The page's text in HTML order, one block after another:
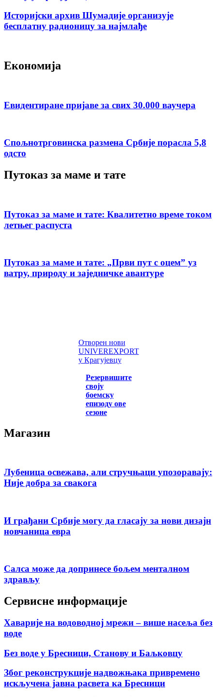
Историјски архив Шумадије организује
бесплатну радионицу за најмлађе
Економија
Евидентиране пријаве за свих 30.000 ваучера
Спољнотрговинска размена Србије порасла 5,8
одсто
Путоказ за маме и тате
Путоказ за маме и тате: Квалитетно време током
летњег распуста
Путоказ за маме и тате: „Први пут с оцемˮ уз
ватру, природу и заједничке авантуре
Отворен нови
UNIVEREXPORT
у Крагујевцу
Резервишите
своју
боемску
епизоду ове
сезоне
Магазин
Лубеница освежава, али стручњаци упозоравају:
Није добра за свакога
И грађани Србије могу да гласају за нови дизајн
новчаница евра
Салса може да допринесе бољем менталном
здрављу
Сервисне информације
Хаварије на водоводној мрежи – више насеља без
воде
Без воде у Бресници, Станову и Баљковцу
Због реконструкције надвожњака привремено
искључена јавна расвета ка Бресници